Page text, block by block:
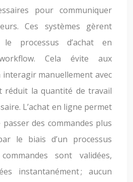
pour communiquer
Ces systèmes gèrent
le processus d’achat en
Cela évite aux
interagir manuellement avec
réduit la quantité de travail
L’achat en ligne permet
des commandes plus
le biais d’un processus
sont validées,
instantanément ; aucun